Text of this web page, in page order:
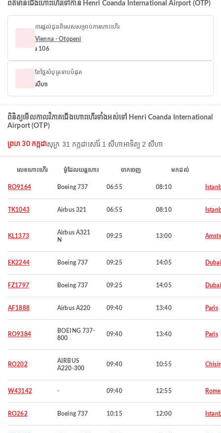
ព័ត៌មានជើងហោះហើរទៅកាន់ Henri Coanda International Airport (OTP)
ការផ្តល់ជូនពិសេសសម្រាប់ការហោះហើរ
Vienna - Otopeni
៛ 106
ខែថ្លៃសំបុត្រទាបបំផុត
សីហា
ពិនិត្យមើលកាលវិភាគជើងហោះហើរទាំងអស់ទៅ Henri Coanda International
Airport (OTP)
ព្រហ 30 កក្កដាសុក្រ 31 កក្កដាសៅរ៍ 1 សីហាអាទិត្យ 2 សីហា
លេខហោះហើរ ម៉ូដែលយន្តហោះ ចាកចេញ មកដល់
RO9164 Boeing 737 06:55 08:10
TK1043 Airbus 321 06:55 08:10
KL1373
Airbus A321
N
09:25 13:00
EK2244 Boeing 737 09:25 14:05 Dubai
FZ1797 Boeing 737 09:25 14:05 Dubai
AF1888 Airbus A220 09:40 13:40 Paris
RO9384
BOEING 737-
800
09:40 13:40 Paris
RO202
AIRBUS
A220-300
09:40 10:55
W43142 - 09:40 12:55 Rome
RO262 Boeing 737 10:15 12:00